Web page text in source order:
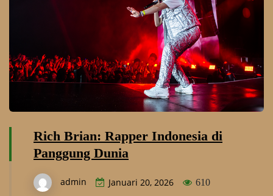
Rich Brian: Rapper Indonesia di
Panggung Dunia
admin Januari 20, 2026 610